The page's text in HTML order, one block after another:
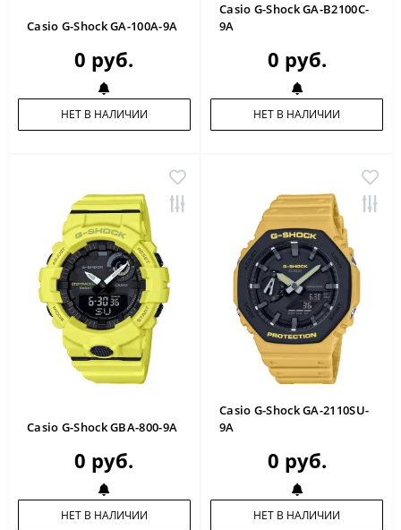
Casio G-Shock GA-100A-9A
0 руб.
НЕТ В НАЛИЧИИ
Casio G-Shock GA-B2100C-
9A
0 руб.
НЕТ В НАЛИЧИИ
Casio G-Shock GBA-800-9A
0 руб.
НЕТ В НАЛИЧИИ
Casio G-Shock GA-2110SU-
9A
0 руб.
НЕТ В НАЛИЧИИ